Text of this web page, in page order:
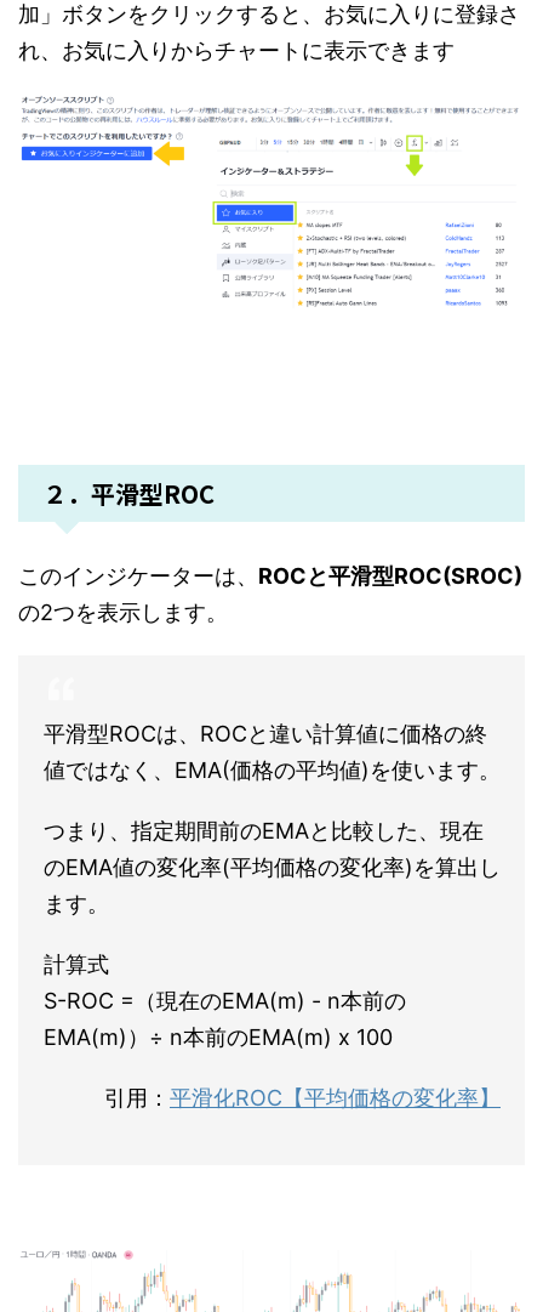
加」ボタンをクリックすると、お気に入りに登録さ
れ、お気に入りからチャートに表示できます
２．平滑型ROC
このインジケーターは、 ROCと平滑型ROC(SROC)
の2つを表示します。
平滑型ROCは、ROCと違い計算値に価格の終
値ではなく、EMA(価格の平均値)を使います。
つまり、指定期間前のEMAと比較した、現在
のEMA値の変化率(平均価格の変化率)を算出し
ます。
計算式
S-ROC =（現在のEMA(m) - n本前の
EMA(m)）÷ n本前のEMA(m) x 100
引用： 平滑化ROC【平均価格の変化率】